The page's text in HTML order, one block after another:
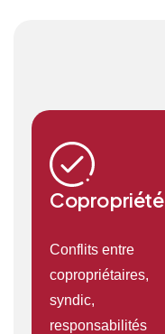
Copropriété
Conflits entre
copropriétaires,
syndic,
responsabilités